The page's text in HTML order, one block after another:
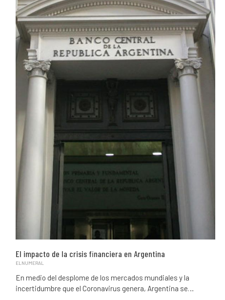
El impacto de la crisis financiera en Argentina
ELNUMERAL
En medio del desplome de los mercados mundiales y la
incertidumbre que el Coronavirus genera, Argentina se…